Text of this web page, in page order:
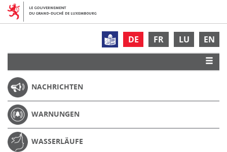
DE FR LU EN
NACHRICHTEN
WARNUNGEN
WASSERLÄUFE